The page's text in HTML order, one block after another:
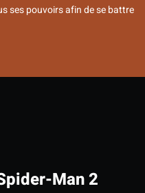
ses pouvoirs afin de se battre
Man 2